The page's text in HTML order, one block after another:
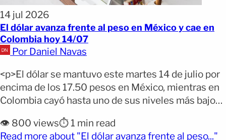
14 jul 2026
El dólar avanza frente al peso en México y cae en
Colombia hoy 14/07
Por Daniel Navas
<p>El dólar se mantuvo este martes 14 de julio por
encima de los 17.50 pesos en México, mientras en
Colombia cayó hasta uno de sus niveles más bajos
valor en la tasa de compra, prolongando el
👁️ 800 views⏱️ 1 min read
Read more about "El dólar avanza frente al peso..."